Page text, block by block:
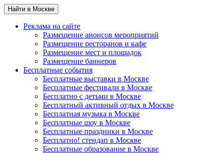
Найти в Москве
Реклама на сайте
Размещение анонсов мероприятий
Размещение ресторанов и кафе
Размещение мест и площадок
Размещение баннеров
Бесплатные события
Бесплатные выставки в Москве
Бесплатные фестивали в Москве
Бесплатно с детьми в Москве
Бесплатный активный отдых в Москве
Бесплатная музыка в Москве
Бесплатные шоу в Москве
Бесплатные праздники в Москве
Бесплатно! стендап в Москве
Бесплатные образование в Москве